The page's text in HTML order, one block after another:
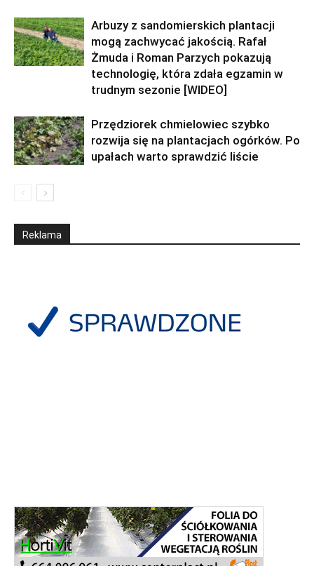
Arbuzy z sandomierskich plantacji
mogą zachwycać jakością. Rafał
Żmuda i Roman Parzych pokazują
technologię, która zdała egzamin w
trudnym sezonie [WIDEO]
Przędziorek chmielowiec szybko
rozwija się na plantacjach ogórków. Po
upałach warto sprawdzić liście
Reklama